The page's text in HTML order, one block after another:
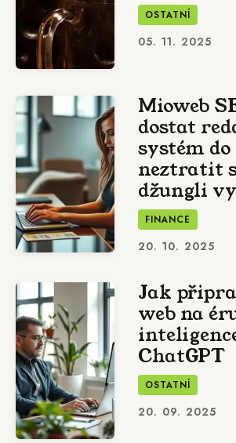
OSTATNÍ
05. 11. 2025
Mioweb
dostat
systém do
neztratit
džungli
FINANCE
20. 10. 2025
Jak
web na
ChatGPT
OSTATNÍ
20. 09. 2025